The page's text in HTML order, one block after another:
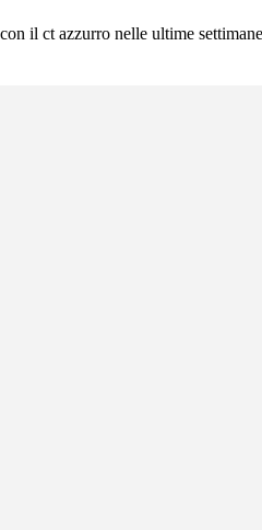
il ct azzurro nelle ultime